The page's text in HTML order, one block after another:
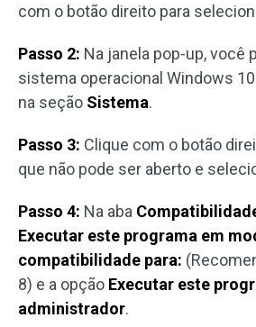
com o botão direito para
Passo 2: Na janela pop-up, você
sistema operacional Windows
na seção Sistema.
Passo 3: Clique com o botão
que não pode ser aberto e
Passo 4: Na aba
Executar este programa em
compatibilidade para:
8) e a opção Executar este
administrador.